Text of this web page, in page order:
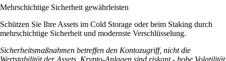
Mehrschichtige Sicherheit gewährleisten
Schützen Sie Ihre Assets im Cold Storage oder beim Staking durch
mehrschichtige Sicherheit und modernste Verschlüsselung.
Sicherheitsmaßnahmen betreffen den Kontozugriff, nicht die
Wertstabilität der Assets. Krypto-Anlagen sind riskant - hohe Volatilität